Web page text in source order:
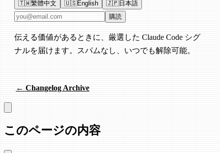
🇹🇼繁體中文 🇺🇸English 🇯🇵日本語
メールアドレス 購読
伝える価値があるときに、厳選した Claude Code シグ
ナルを届けます。スパムなし、いつでも解除可能。
← Changelog Archive
このページの内容